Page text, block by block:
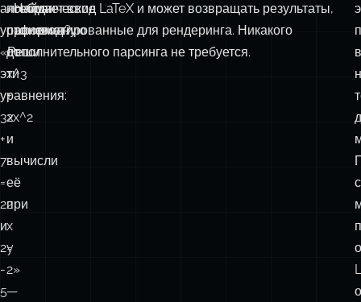
алгебраические
уравнения?
«Реши
эти
уравнения:
3x
+
7
=
22
и
2y
-
5
«Найди
производную
от
x^3
+
2x^2
и
вычисли
её
при
x
=
2»
—
понимает ввод LaTeX и может возвращать результаты,
отформатированные для рендеринга. Никакого
дополнительного парсинга не требуется.